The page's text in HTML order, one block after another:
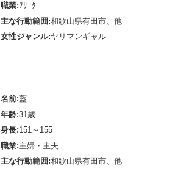
職業:ﾌﾘｰﾀｰ
主な行動範囲:和歌山県有田市、他
女性ジャンル:ヤリマンギャル
名前:藍
年齢:31歳
身長:151～155
職業:主婦・主夫
主な行動範囲:和歌山県有田市、他